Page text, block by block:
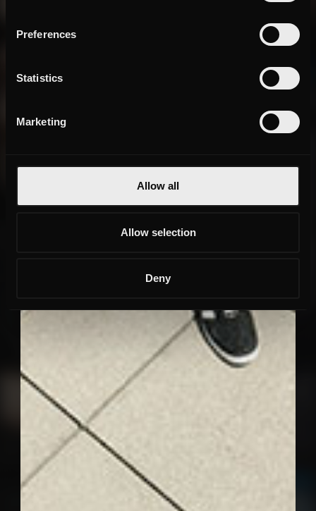
Preferences
Statistics
Marketing
Allow all
Allow selection
Deny